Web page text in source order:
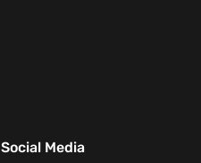
Social Media